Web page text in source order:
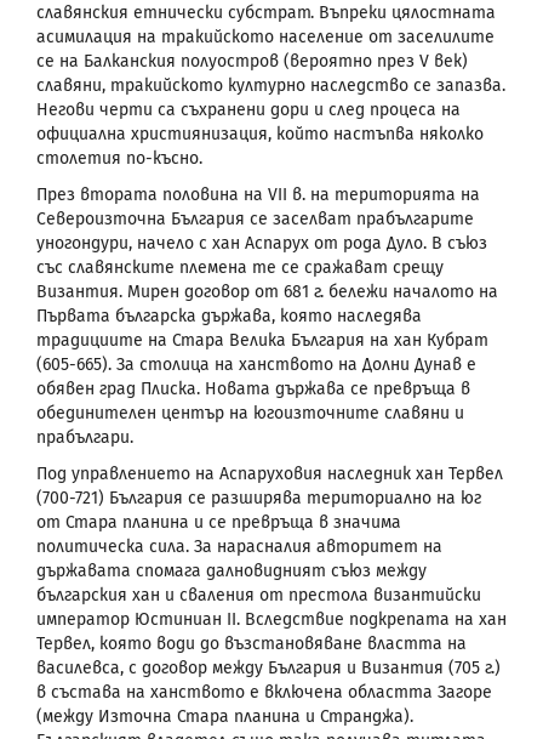
славянския етнически субстрат. Въпреки цялостната
асимилация на тракийското население от заселилите
се на Балканския полуостров (вероятно през V век)
славяни, тракийското културно наследство се запазва.
Негови черти са съхранени дори и след процеса на
официална християнизация, който настъпва няколко
столетия по-късно.
През втората половина на VII в. на територията на
Североизточна България се заселват прабългарите
уногондури, начело с хан Аспарух от рода Дуло. В съюз
със славянските племена те се сражават срещу
Византия. Мирен договор от 681 г. бележи началото на
Първата българска държава, която наследява
традициите на Стара Велика България на хан Кубрат
(605-665). За столица на ханството на Долни Дунав е
обявен град Плиска. Новата държава се превръща в
обединителен център на югоизточните славяни и
прабългари.
Под управлението на Аспаруховия наследник хан Тервел
(700-721) България се разширява териториално на юг
от Стара планина и се превръща в значима
политическа сила. За нарасналия авторитет на
държавата спомага далновидният съюз между
българския хан и сваления от престола византийски
император Юстиниан II. Вследствие подкрепата на хан
Тервел, която води до възстановяване властта на
василевса, с договор между България и Византия (705 г.)
в състава на ханството е включена областта Загоре
(между Източна Стара планина и Странджа).